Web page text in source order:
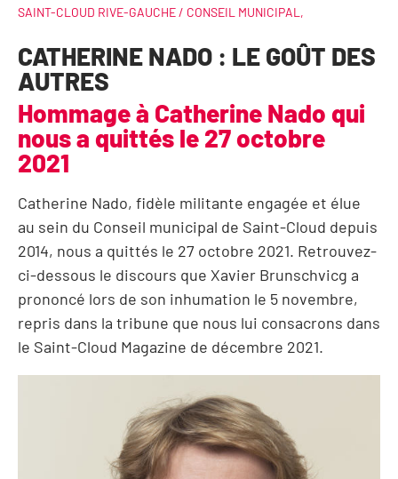
SAINT-CLOUD RIVE-GAUCHE / CONSEIL MUNICIPAL ,
CATHERINE NADO : LE GOÛT DES
AUTRES
Hommage à Catherine Nado qui
nous a quittés le 27 octobre
2021
Catherine Nado, fidèle militante engagée et élue
au sein du Conseil municipal de Saint-Cloud depuis
2014, nous a quittés le 27 octobre 2021. Retrouvez-
ci-dessous le discours que Xavier Brunschvicg a
prononcé lors de son inhumation le 5 novembre,
repris dans la tribune que nous lui consacrons dans
le Saint-Cloud Magazine de décembre 2021.